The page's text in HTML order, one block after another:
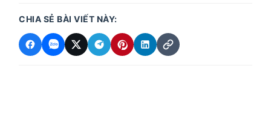
CHIA SẺ BÀI VIẾT NÀY: